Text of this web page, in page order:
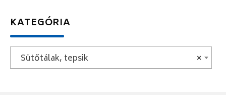
KATEGÓRIA
×
Sütőtálak, tepsik